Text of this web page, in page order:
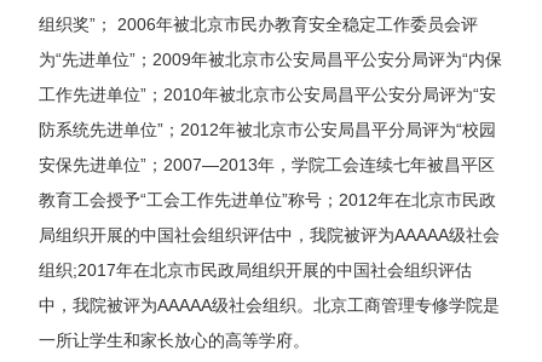
组织奖”； 2006年被北京市民办教育安全稳定工作委员会评
为“先进单位”；2009年被北京市公安局昌平公安分局评为“内保
工作先进单位”；2010年被北京市公安局昌平公安分局评为“安
防系统先进单位”；2012年被北京市公安局昌平分局评为“校园
安保先进单位”；2007—2013年，学院工会连续七年被昌平区
教育工会授予“工会工作先进单位”称号；2012年在北京市民政
局组织开展的中国社会组织评估中，我院被评为AAAAA级社会
组织;2017年在北京市民政局组织开展的中国社会组织评估
中，我院被评为AAAAA级社会组织。北京工商管理专修学院是
一所让学生和家长放心的高等学府。